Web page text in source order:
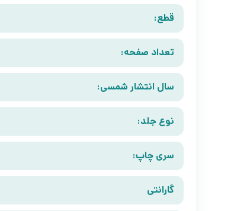
قطع:
تعداد صفحه:
سال انتشار شمسی:
نوع جلد:
سری چاپ:
گارانتی